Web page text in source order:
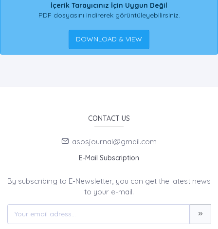
İçerik Tarayıcınız İçin Uygun Değil
PDF dosyasını indirerek görüntüleyebilirsiniz.
DOWNLOAD & VIEW
CONTACT US
asosjournal@gmail.com
E-Mail Subscription
By subscribing to E-Newsletter, you can get the latest news
to your e-mail.